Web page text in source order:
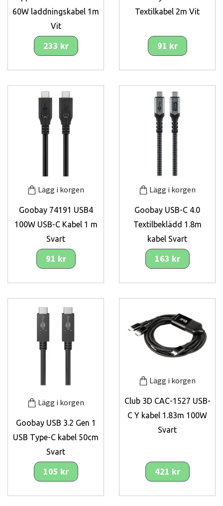
60W laddningskabel 1m
Vit
233 kr
Textilkabel 2m Vit
91 kr
Lägg i korgen
Goobay 74191 USB4
100W USB-C Kabel 1 m
Svart
91 kr
Lägg i korgen
Goobay USB-C 4.0
Textilbeklädd 1.8m
kabel Svart
163 kr
Lägg i korgen
Goobay USB 3.2 Gen 1
USB Type-C kabel 50cm
Svart
105 kr
Lägg i korgen
Club 3D CAC-1527 USB-
C Y kabel 1.83m 100W
Svart
421 kr